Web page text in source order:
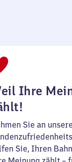
Ihre
Sie an
Sie, Ihren